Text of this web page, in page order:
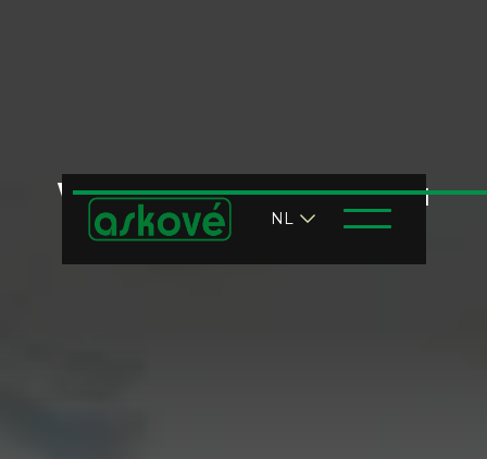
NL
We horen graag van u